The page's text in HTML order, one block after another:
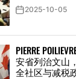
2025-10-05
PIERRE
安省列治文山
全社区与减税